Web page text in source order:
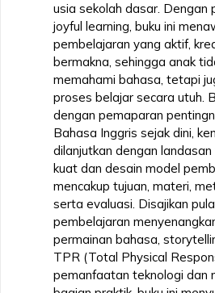
usia sekolah dasar. Dengan
joyful learning, buku ini
pembelajaran yang aktif,
bermakna, sehingga anak
memahami bahasa, tetapi
proses belajar secara utuh.
dengan pemaparan
Bahasa Inggris sejak dini,
dilanjutkan dengan
kuat dan desain model
mencakup tujuan, materi,
serta evaluasi. Disajikan
pembelajaran
permainan bahasa,
TPR (Total Physical
pemanfaatan teknologi dan